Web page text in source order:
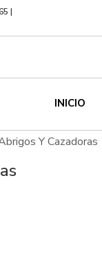
|
INICIO
Y Cazadoras